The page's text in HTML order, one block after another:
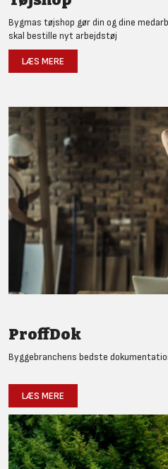
Bygmas tøjshop gør din og dine
skal bestille nyt arbejdstøj
LÆS MERE
ProffDok
Byggebranchens bedste
LÆS MERE